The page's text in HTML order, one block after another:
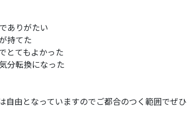
ありがたい
持てた
とてもよかった
分転換になった
自由となっていますのでご都合のつく範囲でぜひ